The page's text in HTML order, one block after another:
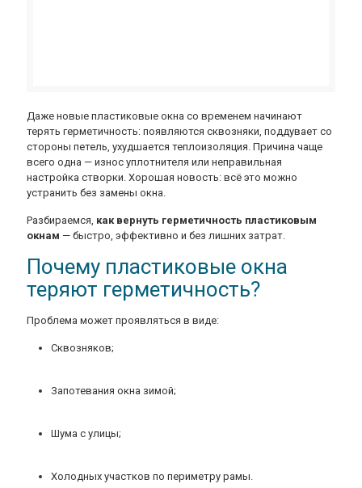
Даже новые пластиковые окна со временем начинают
терять герметичность: появляются сквозняки, поддувает со
стороны петель, ухудшается теплоизоляция. Причина чаще
всего одна — износ уплотнителя или неправильная
настройка створки. Хорошая новость: всё это можно
устранить без замены окна.
Разбираемся, как вернуть герметичность пластиковым
окнам — быстро, эффективно и без лишних затрат.
Почему пластиковые окна
теряют герметичность?
Проблема может проявляться в виде:
Сквозняков;
Запотевания окна зимой;
Шума с улицы;
Холодных участков по периметру рамы.